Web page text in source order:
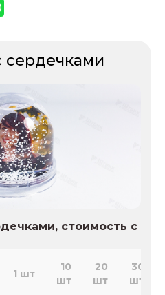
стоимость с
1 шт
10
шт
20
шт
30
шт